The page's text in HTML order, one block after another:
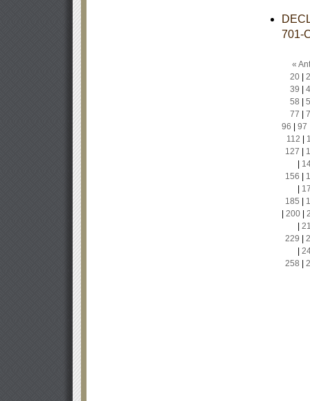
701-
«
20|
39
58
77
96
97
112
127
156
185
200|
229
258